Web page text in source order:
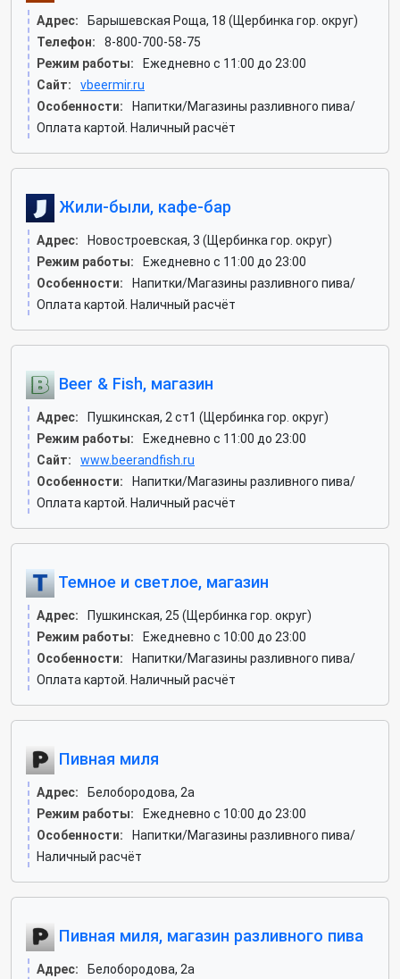
Адрес:
Барышевская Роща, 18 (Щербинка гор. округ)
Телефон:
8-800-700-58-75
Режим работы:
Ежедневно с 11:00 до 23:00
Сайт:
vbeermir.ru
Особенности:
Напитки/Магазины разливного пива/
Оплата картой. Наличный расчёт
Жили-были, кафе-бар
Адрес:
Новостроевская, 3 (Щербинка гор. округ)
Режим работы:
Ежедневно с 11:00 до 23:00
Особенности:
Напитки/Магазины разливного пива/
Оплата картой. Наличный расчёт
Beer & Fish, магазин
Адрес:
Пушкинская, 2 ст1 (Щербинка гор. округ)
Режим работы:
Ежедневно с 11:00 до 23:00
Сайт:
www.beerandfish.ru
Особенности:
Напитки/Магазины разливного пива/
Оплата картой. Наличный расчёт
Темное и светлое, магазин
Адрес:
Пушкинская, 25 (Щербинка гор. округ)
Режим работы:
Ежедневно с 10:00 до 23:00
Особенности:
Напитки/Магазины разливного пива/
Оплата картой. Наличный расчёт
Пивная миля
Адрес:
Белобородова, 2а
Режим работы:
Ежедневно с 10:00 до 23:00
Особенности:
Напитки/Магазины разливного пива/
Наличный расчёт
Пивная миля, магазин разливного пива
Адрес:
Белобородова, 2а